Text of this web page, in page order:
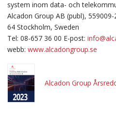
system inom data- och
Alcadon Group AB (publ),
64 Stockholm, Sweden
Tel: 08-657 36 00 E-post:
webb: www.alcadongroup.se
Alcadon Group